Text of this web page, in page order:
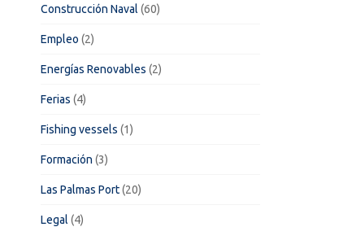
Construcción Naval (60)
Empleo (2)
Energías Renovables (2)
Ferias (4)
Fishing vessels (1)
Formación (3)
Las Palmas Port(20)
Legal (4)